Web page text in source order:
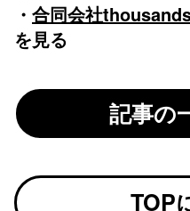
・ 合同会社
を見る
記事の
TOP